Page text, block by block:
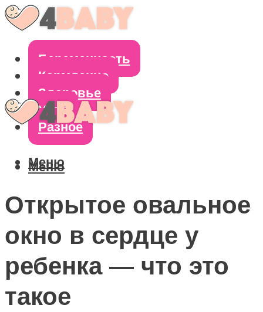
Беременность
Кормление
Здоровье
Уход
Разное
Меню
Меню
Открытое овальное
окно в сердце у
ребенка — что это
такое